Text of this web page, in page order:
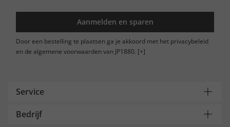
Aanmelden en sparen
Door een bestelling te plaatsen ga je akkoord met het privacybeleid
en de algemene voorwaarden van JP1880. [+]
Service
Bedrijf